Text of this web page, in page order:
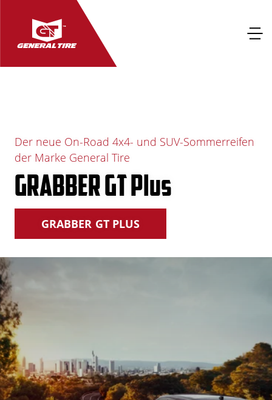
Der neue On-Road 4x4- und SUV-Sommerreifen
der Marke General Tire
GRABBER GT Plus
GRABBER GT PLUS